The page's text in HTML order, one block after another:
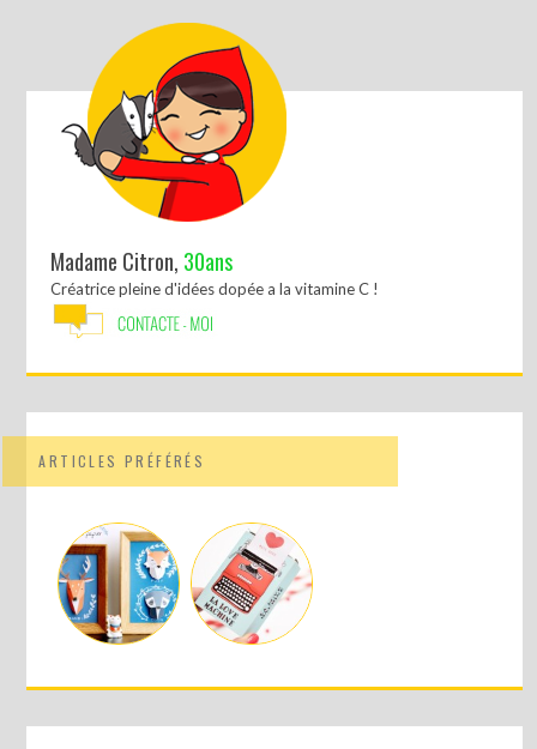
Madame Citron, 30ans
Créatrice pleine d'idées dopée a la vitamine C !
ARTICLES PRÉFÉRÉS